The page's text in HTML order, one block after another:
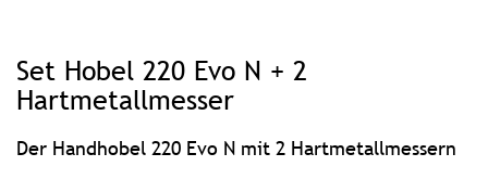
Set Hobel 220 Evo N + 2
Hartmetallmesser
Der Handhobel 220 Evo N mit 2 Hartmetallmessern
Bildgalerie